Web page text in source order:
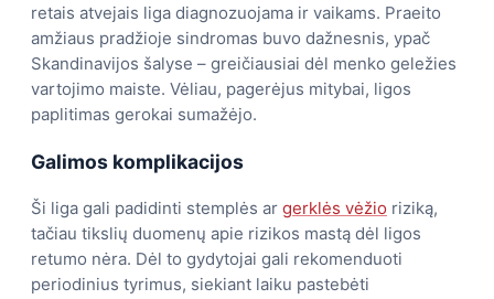
retais atvejais liga diagnozuojama ir vaikams. Praeito
amžiaus pradžioje sindromas buvo dažnesnis, ypač
Skandinavijos šalyse – greičiausiai dėl menko geležies
vartojimo maiste. Vėliau, pagerėjus mitybai, ligos
paplitimas gerokai sumažėjo.
Galimos komplikacijos
Ši liga gali padidinti stemplės ar gerklės vėžio riziką,
tačiau tikslių duomenų apie rizikos mastą dėl ligos
retumo nėra. Dėl to gydytojai gali rekomenduoti
periodinius tyrimus, siekiant laiku pastebėti